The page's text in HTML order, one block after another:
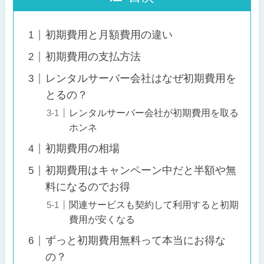
初期費用と月額費用の違い
初期費用の支払方法
レンタルサーバー会社はなぜ初期費用を
とるの？
レンタルサーバー会社が初期費用を取る
ホンネ
初期費用の相場
初期費用はキャンペーン中だと半額や無
料になるのでお得
関連サービスも契約して利用すると初期
費用が安くなる
ずっと初期費用無料って本当にお得な
の？